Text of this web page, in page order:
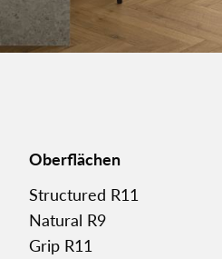
Oberflächen
Structured R11
Natural R9
Grip R11